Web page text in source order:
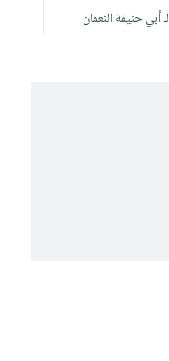
لـ أبي حنيفة النعمان